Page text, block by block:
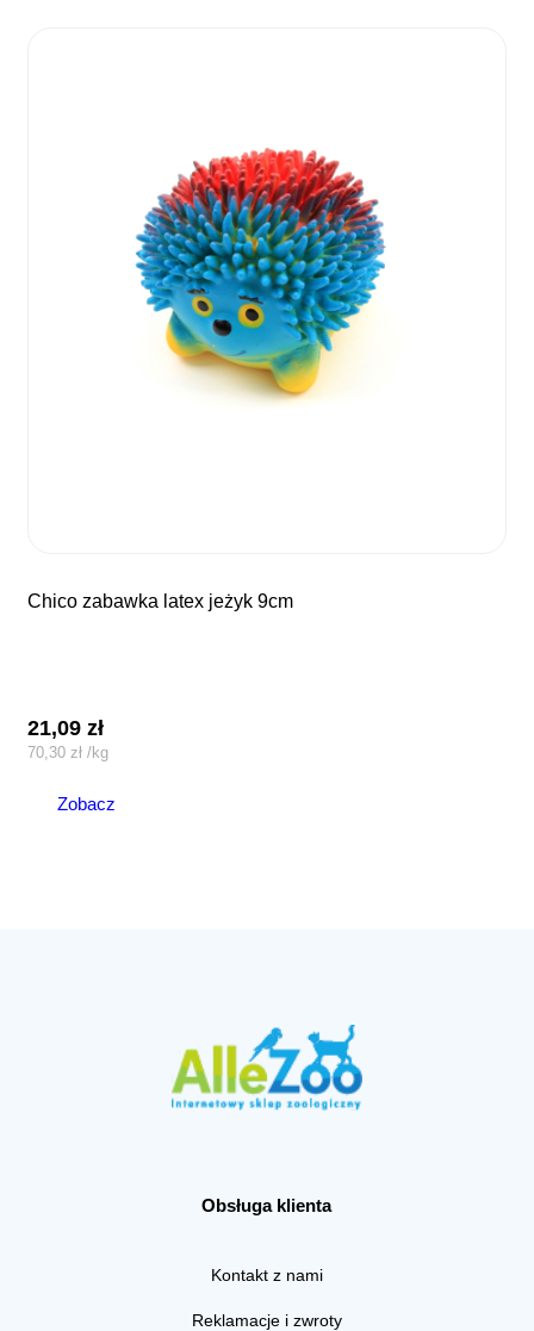
chico zabawka latex jeżyk 9cm
21,09zł
70,30 zł /kg
Zobacz
Obsługa klienta
Kontakt z nami
Reklamacje i zwroty